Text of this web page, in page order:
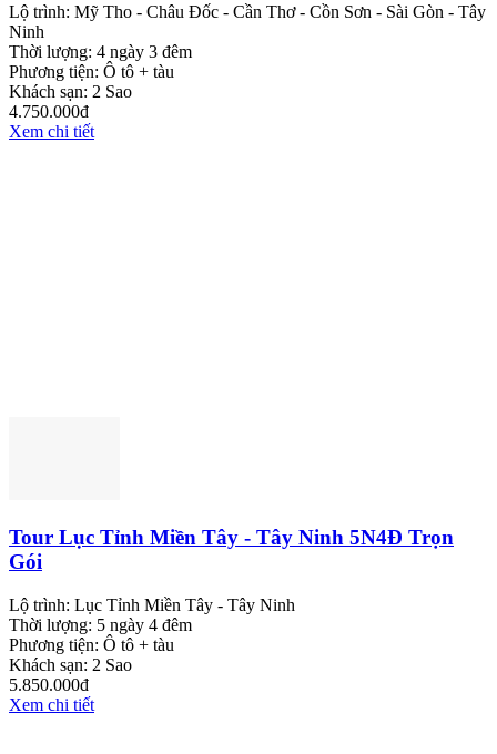
Lộ trình: Mỹ Tho - Châu Đốc - Cần Thơ - Cồn Sơn - Sài Gòn - Tây
Ninh
Thời lượng: 4 ngày 3 đêm
Phương tiện: Ô tô + tàu
Khách sạn: 2 Sao
4.750.000đ
Xem chi tiết
Tour Lục Tỉnh Miền Tây - Tây Ninh 5N4Đ Trọn
Gói
Lộ trình: Lục Tỉnh Miền Tây - Tây Ninh
Thời lượng: 5 ngày 4 đêm
Phương tiện: Ô tô + tàu
Khách sạn: 2 Sao
5.850.000đ
Xem chi tiết